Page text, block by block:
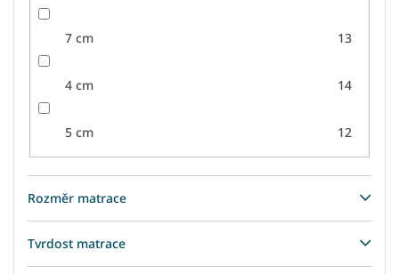
7 cm 13
4 cm 14
5 cm 12
Rozměr matrace
Tvrdost matrace